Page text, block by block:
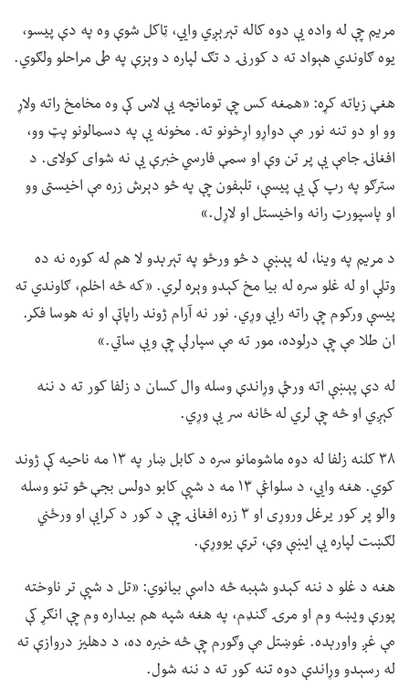
مریم چې له واده یې دوه کاله تېرېږي وايي، ټاکل شوې وه په دې پيسو،
یوه ګاوندي هېواد ته د کورنۍ د تګ لپاره د وېزې په طی مراحلو ولګوي.
هغې زیاته کړه: «همغه کس چې تومانچه یې لاس کې وه مخامخ راته ولاړ
وو او دو تنه نور مې دواړو اړخونو ته. مخونه یې په دسمالونو پټ وو،
افغانۍ جامې یې پر تن وې او سمې فارسي خبرې یې نه شوای کولای. د
سترګو په رپ کې یې پیسې، تلېفون چې په څو دېرش زره مې اخیستی وو
او پاسپورټ رانه واخیستل او لاړل.»
د مریم په وینا، له پېښې د څو ورځو په تېرېدو لا هم له کوره نه ده
وتلې او له غلو سره له بیا مخ کېدو وېره لري. «که څه اخلم، ګاوندي ته
پيسې ورکوم چې راته رایې وړي. نور نه آرام ژوند راپاتې او نه هوسا فکر.
ان طلا مې چې درلوده، مور ته مې سپارلې چې ویې ساتي.»
له دې پېښې اته ورځې وړاندې وسله وال کسان د زلفا کور ته د ننه
کېږي او څه چې لري له ځانه سر یې وړي.
۳۸ کلنه زلفا له دوه ماشومانو سره د کابل ښار په ۱۳ مه ناحیه کې ژوند
کوي. هغه وايي، د سلواغې ۱۳ مه د شپې کابو دولس بجې څو تنو وسله
والو پر کور یرغل وروړی او ۳ زره افغانۍ چې د کور د کرایې او ورځني
لګښت لپاره یې ایښې وې، ترې یووړې.
هغه د غلو د ننه کېدو شېبه څه داسې بیانوي: «تل د شپې تر ناوخته
پورې ویښه وم او مرۍ ګنډم، په هغه شپه هم بیداره وم چې انګړ کې
مې غږ واورېده. غوښتل مې وګورم چې څه خبره ده، د دهلیز دروازې ته
له رسېدو وړاندې دوه تنه کور ته د ننه شول.